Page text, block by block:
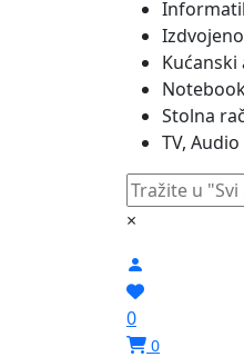
Izdvojeno
Kućanski
Stolna
TV,
×
0
0